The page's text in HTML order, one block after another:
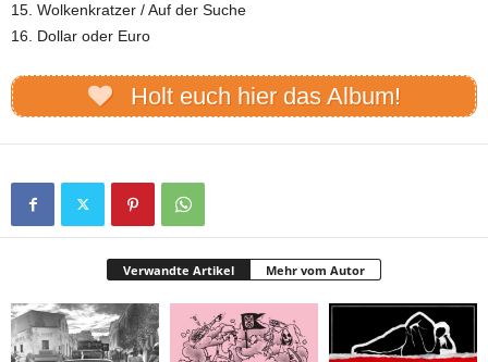
15. Wolkenkratzer / Auf der Suche
16. Dollar oder Euro
Holt euch hier das Album!
Verwandte Artikel Mehr vom Autor